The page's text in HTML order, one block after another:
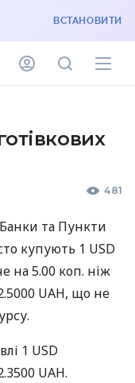
ВСТАНОВИТИ
481
Банки та Пункти
купують 1 USD
на 5.00 коп. ніж
UAH, що не
1 USD
UAH.